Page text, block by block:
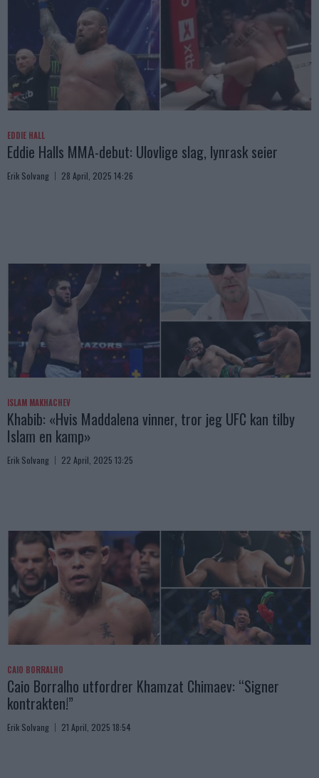
EDDIE HALL
Eddie Halls MMA-debut: Ulovlige slag, lynrask seier
Erik Solvang 28 April, 2025 14:26
ISLAM MAKHACHEV
Khabib: «Hvis Maddalena vinner, tror jeg UFC kan tilby
Islam en kamp»
Erik Solvang 22 April, 2025 13:25
CAIO BORRALHO
Caio Borralho utfordrer Khamzat Chimaev: “Signer
kontrakten!”
Erik Solvang 21 April, 2025 18:54